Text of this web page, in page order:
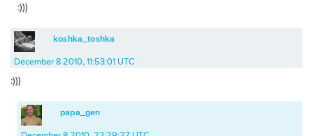
:)))
koshka_toshka
December 8 2010, 11:53:01 UTC
:)))
papa_gen